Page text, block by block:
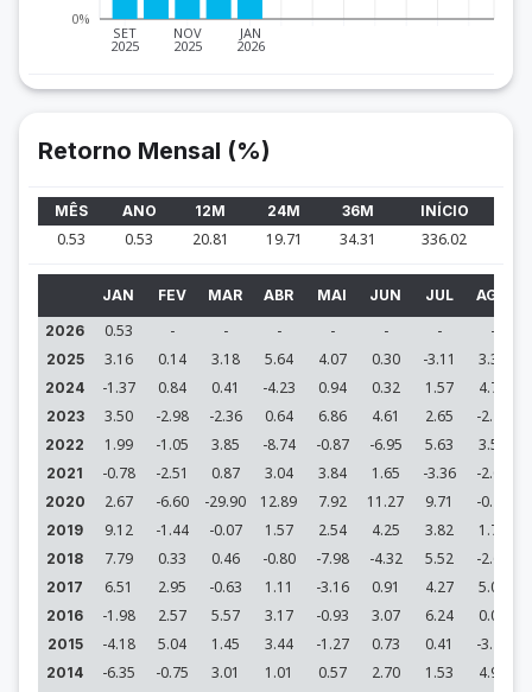
SET
2025
NOV
2025
JAN
2026
0%
Retorno Mensal (%)
MÊS ANO 12M 24M 36M INÍCIO
0.53 0.53 20.81 19.71 34.31 336.02
JAN FEV MAR ABR MAI JUN JUL AGO
2026
0.53 - - - - - - -
2025 3.16 0.14 3.18 5.64 4.07 0.30 -3.11 3.34
2024 -1.37 0.84 0.41 -4.23 0.94 0.32 1.57 4.72
2023 3.50 -2.98 -2.36 0.64 6.86 4.61 2.65 -2.77
2022 1.99 -1.05 3.85 -8.74 -0.87 -6.95 5.63 3.52
2021 -0.78 -2.51 0.87 3.04 3.84 1.65 -3.36 -2.01
2020 2.67 -6.60 -29.90 12.89 7.92 11.27 9.71 -0.44
2019 9.12 -1.44 -0.07 1.57 2.54 4.25 3.82 1.74
2018 7.79 0.33 0.46 -0.80 -7.98 -4.32 5.52 -2.66
2017 6.51 2.95 -0.63 1.11 -3.16 0.91 4.27 5.06
2016 -1.98 2.57 5.57 3.17 -0.93 3.07 6.24 0.08
2015 -4.18 5.04 1.45 3.44 -1.27 0.73 0.41 -3.20
2014 -6.35 -0.75 3.01 1.01 0.57 2.70 1.53 4.96